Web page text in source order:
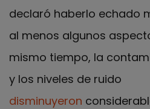
declaró haberlo echado
al menos algunos
mismo tiempo, la
y los niveles de ruido
disminuyeron